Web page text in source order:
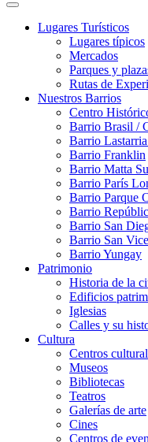
Lugares Turísticos
Lugares tí­picos
Mercados
Parques y
Rutas de
Nuestros Barrios
Centro
Barrio Brasil /
Barrio
Barrio Franklin
Barrio Matta
Barrio Parí­s
Barrio Parque
Barrio
Barrio San
Barrio San
Barrio Yungay
Patrimonio
Historia de la
Edificios
Iglesias
Calles y su
Cultura
Centros
Museos
Bibliotecas
Teatros
Galerí­as de arte
Cines
Centros de